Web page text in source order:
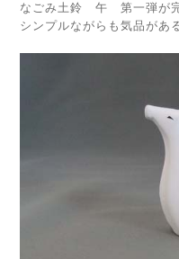
なごみ土鈴 午 第一弾が完
シンプルながらも気品があ